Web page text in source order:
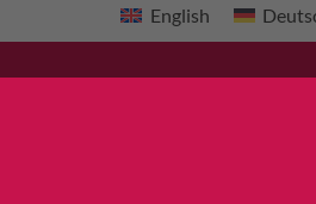
English